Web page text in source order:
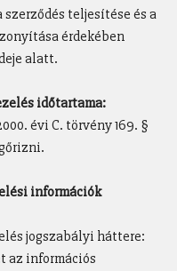
teljesítése és a
érdekében
alatt.
időtartama:
évi C. törvény 169. §
információk
jogszabályi háttere:
az információs